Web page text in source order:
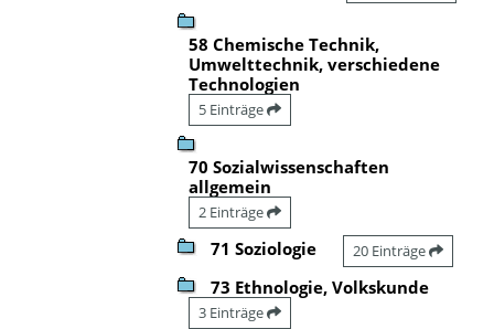
58 Chemische Technik,
Umwelttechnik, verschiedene
Technologien
5 Einträge
70 Sozialwissenschaften
allgemein
2 Einträge
71 Soziologie 20 Einträge
73 Ethnologie, Volkskunde
3 Einträge